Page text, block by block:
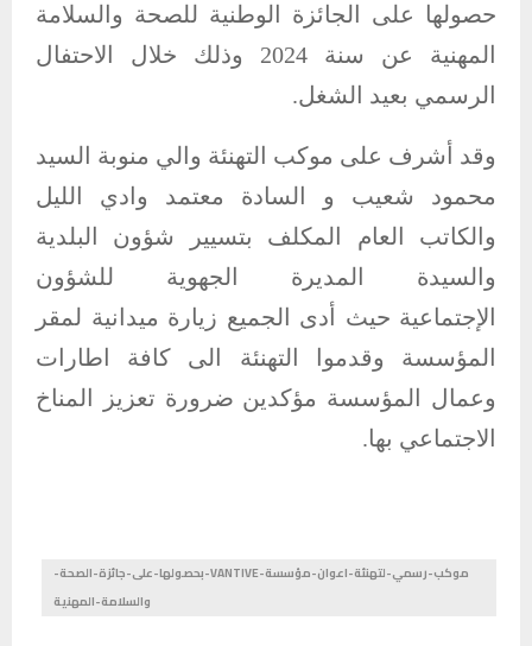
حصولها على الجائزة الوطنية للصحة والسلامة
المهنية عن سنة 2024 وذلك خلال الاحتفال
الرسمي بعيد الشغل.
وقد أشرف على موكب التهنئة والي منوبة السيد
محمود شعيب و السادة معتمد وادي الليل
والكاتب العام المكلف بتسيير شؤون البلدية
والسيدة المديرة الجهوية للشؤون
الإجتماعية حيث أدى الجميع زيارة ميدانية لمقر
المؤسسة وقدموا التهنئة الى كافة اطارات
وعمال المؤسسة مؤكدين ضرورة تعزيز المناخ
الاجتماعي بها.
موكب-رسمي-لتهنئة-اعوان-مؤسسة-VANTIVE-بحصولها-على-جائزة-الصحة-
والسلامة-المهنية